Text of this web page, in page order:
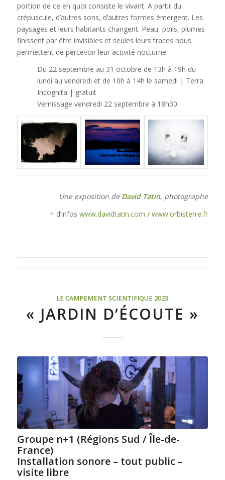
portion de ce en quoi consiste le vivant. A partir du
crépuscule, d’autres sons, d’autres formes émergent. Les
paysages et leurs habitants changent. Peau, poils, plumes
finissent par être invisibles et seules leurs traces nous
permettent de percevoir leur activité nocturne.
Du 22 septembre au 31 octobre de 13h à 19h du
lundi au vendredi et de 10h à 14h le samedi | Terra
Incognita | gratuit
Vernissage vendredi 22 septembre à 18h30
Une exposition de David Tatin, photographe
+ d’infoswww.davidtatin.com /www.orbisterre.fr
LE CAMPEMENT SCIENTIFIQUE 2023
« JARDIN D’ÉCOUTE »
Groupe n+1 (Régions Sud / Île-de-
France)
Installation sonore – tout public –
visite libre